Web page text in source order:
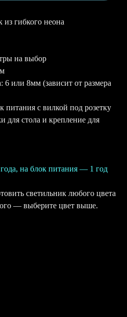
из гибкого неона
на выбор
или 8мм (зависит от размера
питания с вилкой под розетку
для стола и крепление для
на блок питания — 1 год
светильник любого цвета
— выберите цвет выше.